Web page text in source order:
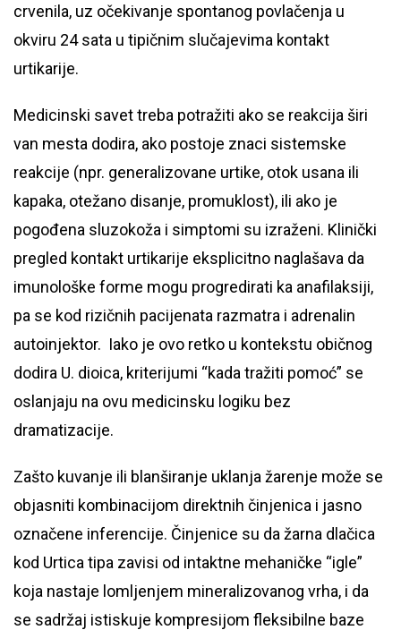
crvenila, uz očekivanje spontanog povlačenja u
okviru 24 sata u tipičnim slučajevima kontakt
urtikarije.
Medicinski savet treba potražiti ako se reakcija širi
van mesta dodira, ako postoje znaci sistemske
reakcije (npr. generalizovane urtike, otok usana ili
kapaka, otežano disanje, promuklost), ili ako je
pogođena sluzokoža i simptomi su izraženi. Klinički
pregled kontakt urtikarije eksplicitno naglašava da
imunološke forme mogu progredirati ka anafilaksiji,
pa se kod rizičnih pacijenata razmatra i adrenalin
autoinjektor. Iako je ovo retko u kontekstu običnog
dodira U. dioica, kriterijumi “kada tražiti pomoć” se
oslanjaju na ovu medicinsku logiku bez
dramatizacije.
Zašto kuvanje ili blanširanje uklanja žarenje može se
objasniti kombinacijom direktnih činjenica i jasno
označene inferencije. Činjenice su da žarna dlačica
kod Urtica tipa zavisi od intaktne mehaničke “igle”
koja nastaje lomljenjem mineralizovanog vrha, i da
se sadržaj istiskuje kompresijom fleksibilne baze